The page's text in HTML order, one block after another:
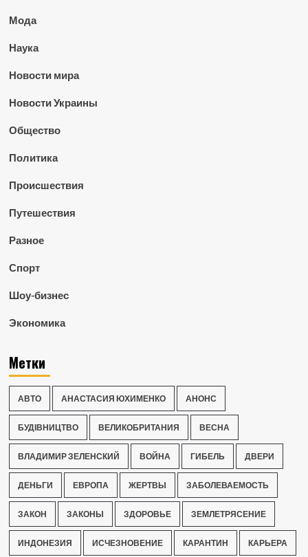
Мода
Наука
Новости мира
Новости Украины
Общество
Политика
Происшествия
Путешествия
Разное
Спорт
Шоу-бизнес
Экономика
Метки
АВТО АНАСТАСИЯ ЮХИМЕНКО АНОНС
БУДІВНИЦТВО ВЕЛИКОБРИТАНИЯ ВЕСНА
ВЛАДИМИР ЗЕЛЕНСКИЙ ВОЙНА ГИБЕЛЬ ДВЕРИ
ДЕНЬГИ ЕВРОПА ЖЕРТВЫ ЗАБОЛЕВАЕМОСТЬ
ЗАКОН ЗАКОНЫ ЗДОРОВЬЕ ЗЕМЛЕТРЯСЕНИЕ
ИНДОНЕЗИЯ ИСЧЕЗНОВЕНИЕ КАРАНТИН КАРЬЕРА